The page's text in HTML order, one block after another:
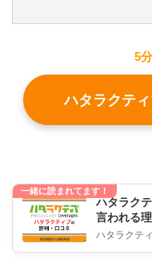
5
ハタラクテ
一緒に読まれてます！
ハタラク
言われる
ハタラクテ